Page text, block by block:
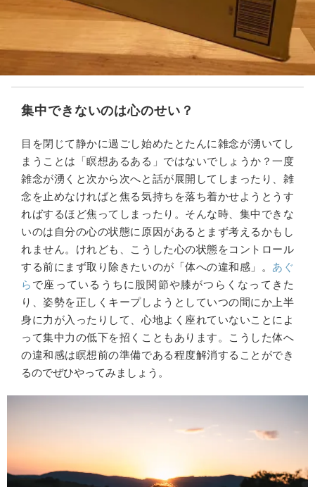
集中できないのは心のせい？
目を閉じて静かに過ごし始めたとたんに雑念が湧いてし
まうことは「瞑想あるある」ではないでしょうか？一度
雑念が湧くと次から次へと話が展開してしまったり、雑
念を止めなければと焦る気持ちを落ち着かせようとうす
ればするほど焦ってしまったり。そんな時、集中できな
いのは自分の心の状態に原因があるとまず考えるかもし
れません。けれども、こうした心の状態をコントロール
する前にまず取り除きたいのが「体への違和感」。 あぐ
ら で座っているうちに股関節や膝がつらくなってきた
り、姿勢を正しくキープしようとしていつの間にか上半
身に力が入ったりして、心地よく座れていないことによ
って集中力の低下を招くこともあります。こうした体へ
の違和感は瞑想前の準備である程度解消することができ
るのでぜひやってみましょう。